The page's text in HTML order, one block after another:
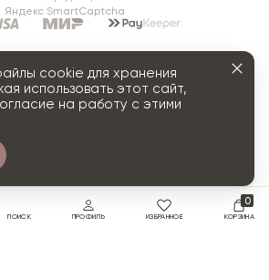
ПОИСК ПРОФИЛЬ ИЗБРАННОЕ
0
КОРЗИНА
Яндекс SmartCaptcha
cookie для хранения
использовать этот сайт,
на работу с этими